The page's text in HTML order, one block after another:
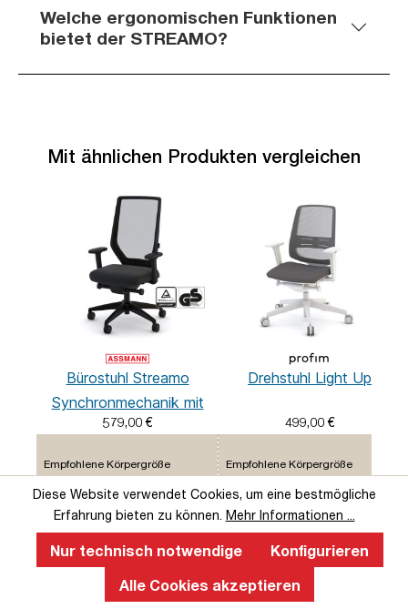
Welche ergonomischen Funktionen
bietet der STREAMO?
Mit ähnlichen Produkten vergleichen
Bürostuhl Streamo
Synchronmechanik mit
Netzrücken
579,00 €
Empfohlene Körpergröße
Optimaler Einsatzort
Drehstuhl Light Up
499,00 €
Empfohlene Körpergröße
Optimaler Einsatzort
-
Diese Website verwendet Cookies, um eine bestmögliche
Erfahrung bieten zu können. Mehr Informationen ...
Nur technisch notwendige
Konfigurieren
Alle Cookies akzeptieren